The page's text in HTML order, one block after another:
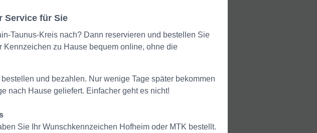
Service für Sie
Taunus-Kreis nach? Dann reservieren und bestellen Sie
zu Hause bequem online, ohne die
und bezahlen. Nur wenige Tage später bekommen
nach Hause geliefert. Einfacher geht es nicht!
Sie Ihr Wunschkennzeichen Hofheim oder MTK bestellt.